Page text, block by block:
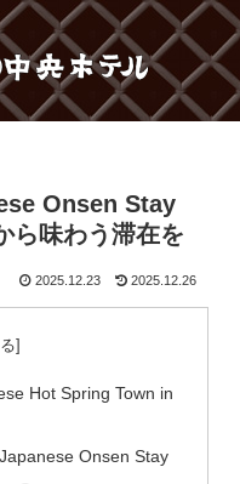
Onsen Stay
ら味わう滞在を
2025.12.23 2025.12.26
Hot Spring Town in
Onsen Stay